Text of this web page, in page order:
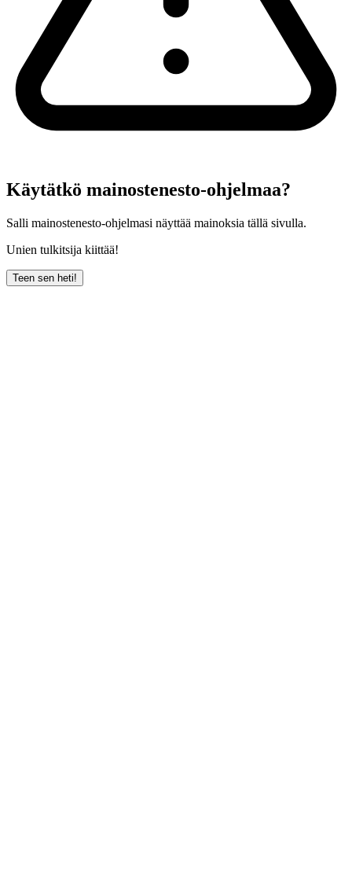
Käytätkö mainostenesto-ohjelmaa?
Salli mainostenesto-ohjelmasi näyttää mainoksia tällä sivulla.
Unien tulkitsija kiittää!
Teen sen heti!